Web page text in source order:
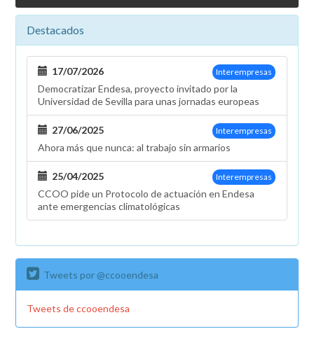
reorganización
la
centrales
de
Canarias
y
Destacados
Interempresas
17/07/2026
Democratizar Endesa, proyecto invitado por la
Universidad de Sevilla para unas jornadas europeas
Interempresas
27/06/2025
Ahora más que nunca: al trabajo sin armarios
Interempresas
25/04/2025
CCOO pide un Protocolo de actuación en Endesa
ante emergencias climatológicas
Tweets por @ccooendesa
Tweets de ccooendesa